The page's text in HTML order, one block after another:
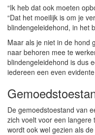
“Ik heb dat ook moeten
“Dat het moeilijk is om je
blindengeleidehond, in het
Maar als je niet in de hond
naar behoren mee te
blindengeleidehond is dus
iedereen een even
De gemoedstoestand van
zich voelt voor een langere
wordt ook wel gezien als